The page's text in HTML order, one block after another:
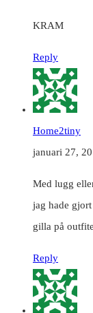
KRAM
Reply
Home2tiny
januari 27,
Med lugg
jag hade
gilla på
Reply